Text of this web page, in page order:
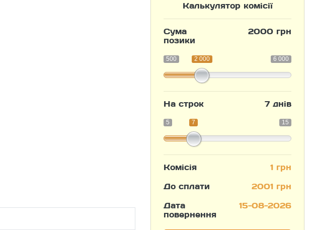
Калькулятор комісії
Сума
позики
2000 грн
500 6 000
2 000
На строк 7 днів
5 15
7
Комісія
1 грн
До сплати
2001 грн
Дата
повернення
15-08-2026